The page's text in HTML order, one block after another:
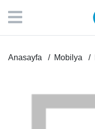
Anasayfa Mobilya